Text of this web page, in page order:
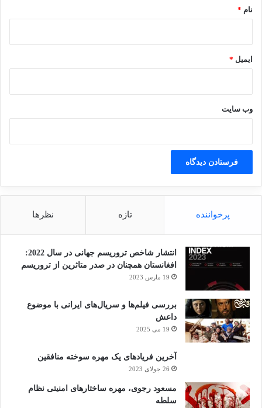
نام *
ایمیل *
وب‌ سایت
پرخواننده تازه نظرها
انتشار شاخص تروریسم جهانی در سال 2022:
افغانستان همچنان در صدر متاثرین از تروریسم
19 مارس 2023
بررسی فیلم‌ها و سریال‌های ایرانی با موضوع
داعش
19 می 2025
آخرین فریادهای یک مهره سوخته منافقین
26 جولای 2023
مسعود رجوی، مهره ساختارهای امنیتی نظام
سلطه